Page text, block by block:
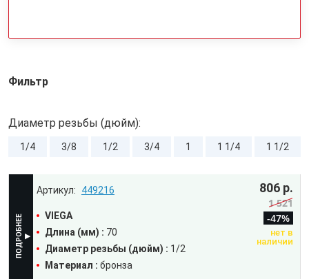
Фильтр
Диаметр резьбы (дюйм):
1/4 3/8 1/2 3/4 1 1 1/4 1 1/2
449216
VIEGA
Длина (мм) : 70
Диаметр резьбы (дюйм) : 1/2
Материал : бронза
806 р.
1 521
-47%
нет в
наличии